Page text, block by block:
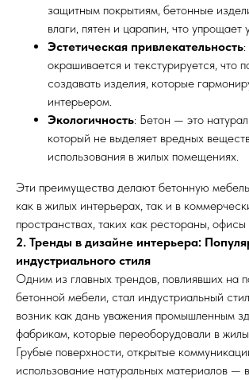
защитным покрытиям, бетонные
влаги, пятен и царапин, что
Эстетическая привлекательность
окрашивается и текстурируется, что
создавать изделия, которые
интерьером.
Экологичность: Бетон — это
который не выделяет вредных
использования в жилых помещениях.
Эти преимущества делают бетонную
как в жилых интерьерах, так и в
пространствах, таких как рестораны,
2. Тренды в дизайне интерьера:
индустриального стиля
Одним из главных трендов, повлиявших на
бетонной мебели, стал индустриальный
возник как дань уважения промышленным
фабрикам, которые переоборудовали в
Грубые поверхности, открытые
использование натуральных материалов —